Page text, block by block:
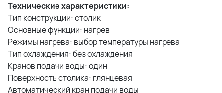
Технические характеристики:
Тип конструкции: столик
Основные функции: нагрев
Режимы нагрева: выбор температуры нагрева
Тип охлаждения: без охлаждения
Кранов подачи воды: один
Поверхность столика: глянцевая
Автоматический кран подачи воды